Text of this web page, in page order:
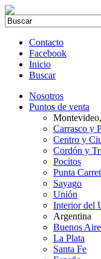
Contacto
Facebook
Inicio
Buscar
Nosotros
Puntos de venta
Carrasco y
Centro y
Cordón y
Pocitos
Punta
Sayago
Unión
Interior del
Argentina
Buenos
La Plata
Santa Fe